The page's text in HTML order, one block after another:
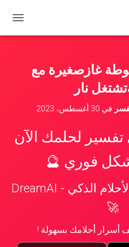
ب
غازصغيرة مع
نار
في 30 أغسطس، 2023
لحلمك الآن
فوري 🔮
📱 تطبيق تفسير الأحلام الذكي - DreamAI
🚀
أسرار أحلامك بسهولة !